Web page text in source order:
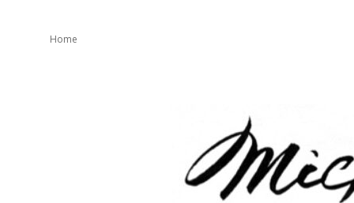
Home
mickeater
が